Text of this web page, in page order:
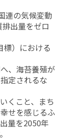
連の気候変動
出量をゼロ
標）における
、海苔養殖が
定されるな
くこと、まち
せを感じるふ
量を2050年